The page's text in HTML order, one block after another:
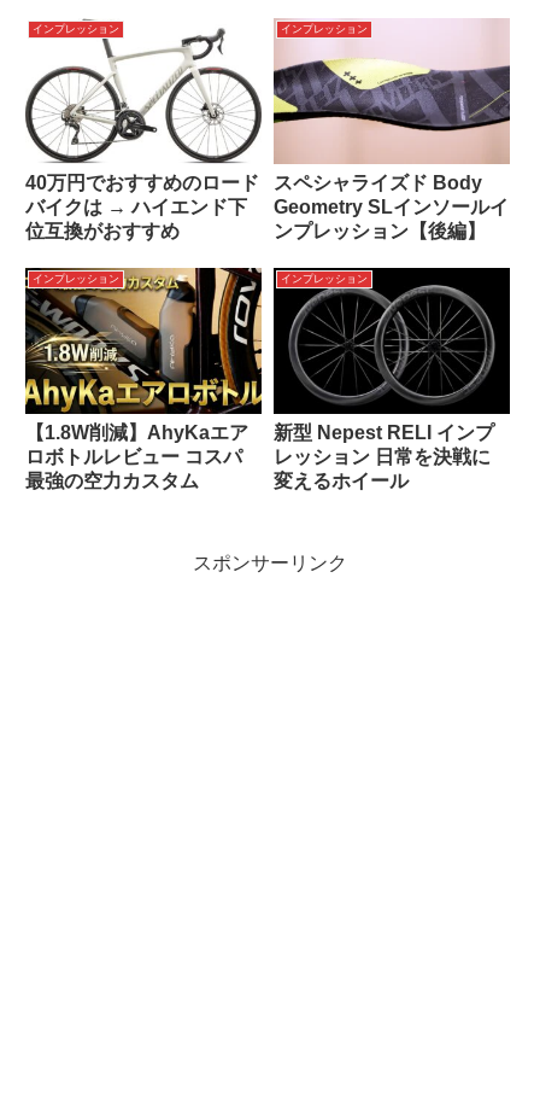
インプレッション
40万円でおすすめのロード
バイクは → ハイエンド下
位互換がおすすめ
インプレッション
スペシャライズド Body
Geometry SLインソールイ
ンプレッション【後編】
インプレッション
【1.8W削減】AhyKaエア
ロボトルレビュー コスパ
最強の空力カスタム
インプレッション
新型 Nepest RELI インプ
レッション 日常を決戦に
変えるホイール
スポンサーリンク